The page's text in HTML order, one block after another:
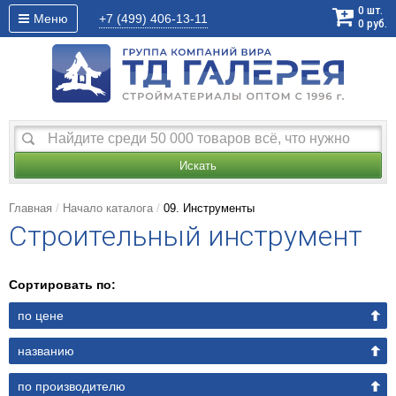
Меню +7 (499) 406-13-11
0 шт.
0 руб.
Искать
Главная Начало каталога 09. Инструменты
Строительный инструмент
Сортировать по:
по цене
названию
по производителю